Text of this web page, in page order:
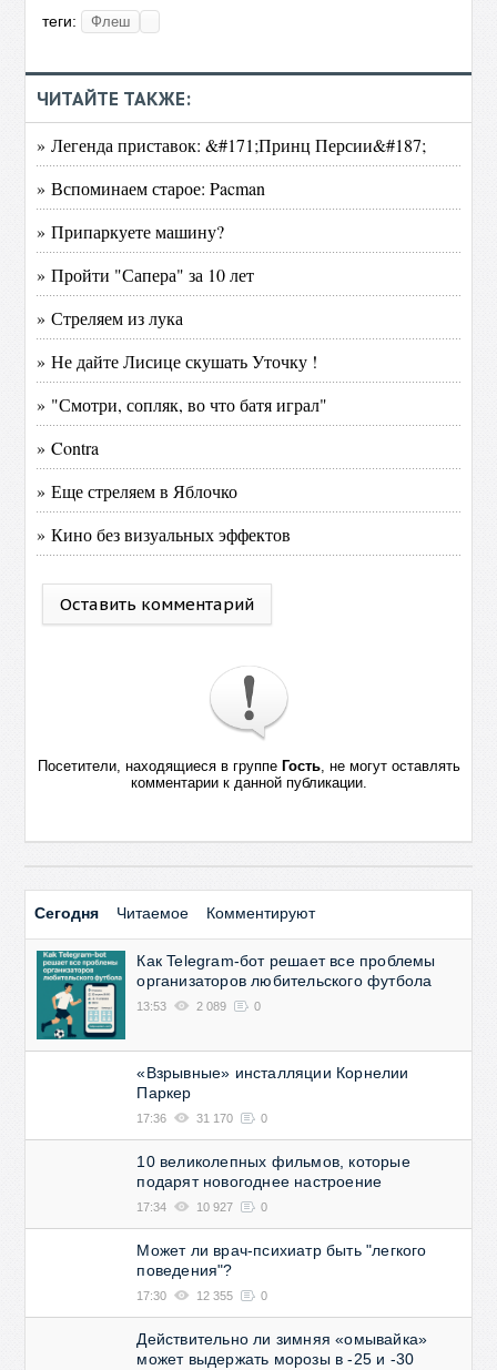
теги: Флеш
ЧИТАЙТЕ ТАКЖЕ:
» Легенда приставок: &#171;Принц Персии&#187;
» Вспоминаем старое: Pacman
» Припаркуете машину?
» Пройти "Сапера" за 10 лет
» Стреляем из лука
» Не дайте Лисице скушать Уточку !
» "Смотри, сопляк, во что батя играл"
» Contra
» Еще стреляем в Яблочко
» Кино без визуальных эффектов
Оставить комментарий
Посетители, находящиеся в группе Гость, не могут оставлять
комментарии к данной публикации.
Сегодня Читаемое Комментируют
Как Telegram-бот решает все проблемы
организаторов любительского футбола
13:53 2 089 0
«Взрывные» инсталляции Корнелии
Паркер
17:36 31 170 0
10 великолепных фильмов, которые
подарят новогоднее настроение
17:34 10 927 0
Может ли врач-психиатр быть "легкого
поведения"?
17:30 12 355 0
Действительно ли зимняя «омывайка»
может выдержать морозы в -25 и -30